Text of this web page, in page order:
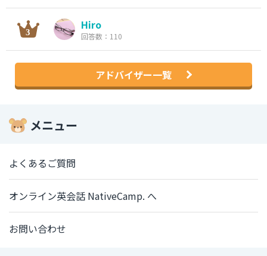
Hiro
回答数：110
アドバイザー一覧
メニュー
よくあるご質問
オンライン英会話 NativeCamp. へ
お問い合わせ